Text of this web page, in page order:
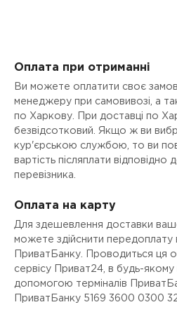
Оплата при отриманні
Ви можете оплатити своє
менеджеру при самовивозі, а
по Харкову. При доставці по
безвідсотковий. Якщо ж ви
кур'єрською службою, то ви
вартість післяплати
перевізника.
Оплата на карту
Для здешевлення доставки
можете здійснити передоплату
ПриватБанку. Проводиться ця
сервісу Приват24, в будь-якому
допомогою терміналів
ПриватБанку 5169 3600 0300